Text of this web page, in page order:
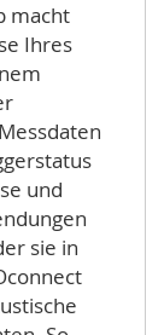
macht
Ihres
und
sie in